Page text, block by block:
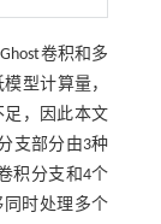
卷积和多
型计算量，
，因此本文
支部分由3种
积分支和4个
时处理多个